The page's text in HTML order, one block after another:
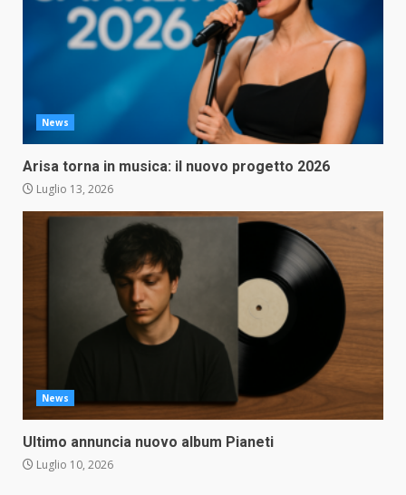
News
Arisa torna in musica: il nuovo progetto 2026
Luglio 13, 2026
News
Ultimo annuncia nuovo album Pianeti
Luglio 10, 2026